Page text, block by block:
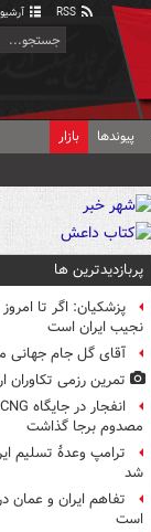
آرشیو
پیوندها بازار
پربازدیدترین ها
پزشکیان: اگر تا
نجیب ایران است
آقای گل جام جهانی
تمرین رزمی تکاوران
مصدوم برجا گذاشت
ترامپ وعدۀ تسلیم
شد
تفاهم ایران و عمان
است